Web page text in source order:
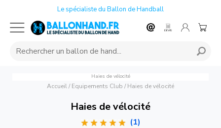
Le spécialiste du Ballon de Handball
Haies de vélocité
Accueil/ Equipements Club / Haies de vélocité
Haies de vélocité
(1)